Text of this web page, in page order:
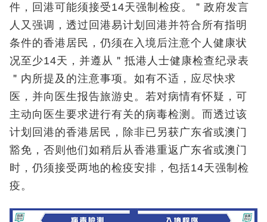
件，回港可能须接受14天强制检疫。＂政府发言
人又强调，透过回港易计划回港并符合所有指明
条件的香港居民，仍须在入境后注意个人健康状
况至少14天，并遵从＂抵港人士健康检查纪录表
＂内所提及的注意事项。如有不适，应尽快求
医，并向医生报告旅游史。若对病情有怀疑，可
主动向医生要求进行有关的病毒检测。而透过该
计划回港的香港居民，除非已另获广东省或澳门
豁免，否则他们如稍后从香港重返广东省或澳门
时，仍须接受两地的检疫安排，包括14天强制检
疫。